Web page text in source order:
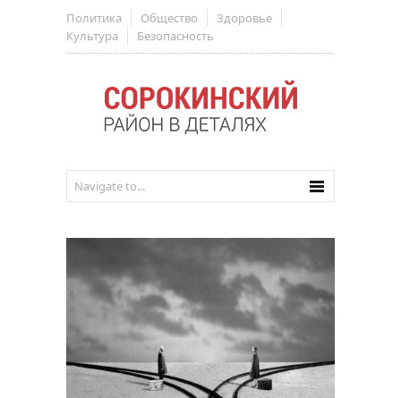
Политика Общество
Здоровье
Культура
Безопасность